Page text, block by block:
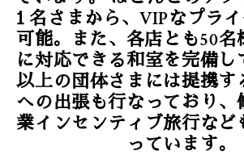
１名さまから、VIPなプラ
可能。また、各店とも50名
に対応できる和室を完備し
以上の団体さまには提携す
への出張も行なっており、
業インセンティブ旅行など
っています。